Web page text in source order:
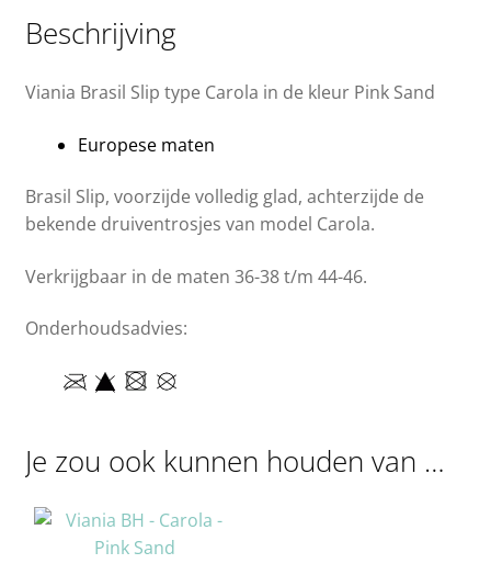
Beschrijving
Viania Brasil Slip type Carola in de kleur Pink Sand
Europese maten
Brasil Slip, voorzijde volledig glad, achterzijde de
bekende druiventrosjes van model Carola.
Verkrijgbaar in de maten 36-38 t/m 44-46.
Onderhoudsadvies:
Je zou ook kunnen houden van …